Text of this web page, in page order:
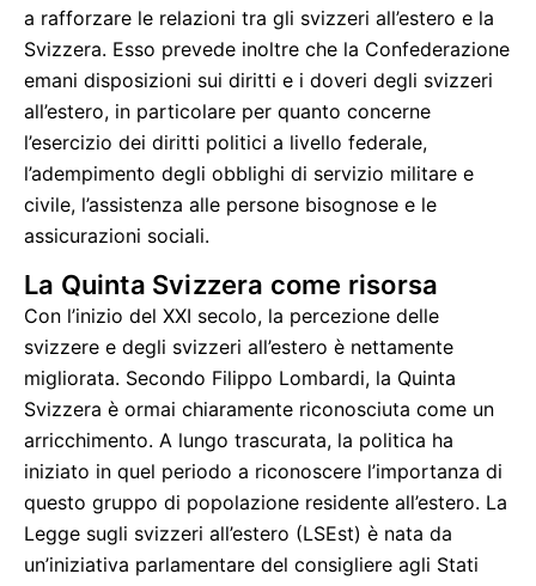
a rafforzare le relazioni tra gli svizzeri all’estero e la
Svizzera. Esso prevede inoltre che la Confederazione
emani disposizioni sui diritti e i doveri degli svizzeri
all’estero, in particolare per quanto concerne
l’esercizio dei diritti politici a livello federale,
l’adempimento degli obblighi di servizio militare e
civile, l’assistenza alle persone bisognose e le
assicurazioni sociali.
La Quinta Svizzera come risorsa
Con l’inizio del XXI secolo, la percezione delle
svizzere e degli svizzeri all’estero è nettamente
migliorata. Secondo Filippo Lombardi, la Quinta
Svizzera è ormai chiaramente riconosciuta come un
arricchimento. A lungo trascurata, la politica ha
iniziato in quel periodo a riconoscere l’importanza di
questo gruppo di popolazione residente all’estero. La
Legge sugli svizzeri all’estero (LSEst) è nata da
un’iniziativa parlamentare del consigliere agli Stati